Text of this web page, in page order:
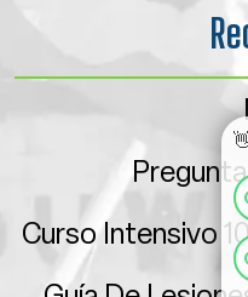
Curso Intensivo